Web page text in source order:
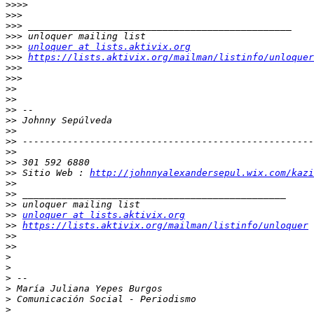
>>>>
>>>
>>>
>>>
>>> unloquer at lists.aktivix.org
>>> https://lists.aktivix.org/mailman/listinfo/unloquer
>>>
>>>
>>
>>
>>
>>
>>
>>
>>
>>
>> Sitio Web : http://johnnyalexandersepul.wix.com/
>>
>>
>>
>> unloquer at lists.aktivix.org
>> https://lists.aktivix.org/mailman/listinfo/unloquer
>>
>>
>
>
>
>
>
>